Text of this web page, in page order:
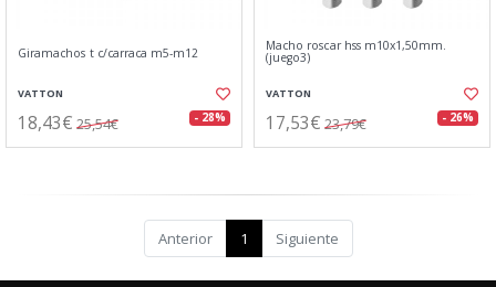
Giramachos t c/carraca m5-m12
VATTON
18,43€ 25,54€ - 28%
Macho roscar hss m10x1,50mm.
(juego3)
VATTON
17,53€ 23,79€ - 26%
Anterior 1 Siguiente